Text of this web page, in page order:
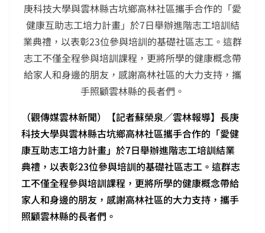
（觀傳媒雲林新聞）【記者蘇榮泉／雲林報導】長庚
科技大學與雲林縣古坑鄉高林社區攜手合作的「愛健
康互助志工培力計畫」於7日舉辦進階志工培訓結業
典禮，以表彰23位參與培訓的基礎社區志工。這群志
工不僅全程參與培訓課程，更將所學的健康概念帶給
家人和身邊的朋友，感謝高林社區的大力支持，攜手
照顧雲林縣的長者們。